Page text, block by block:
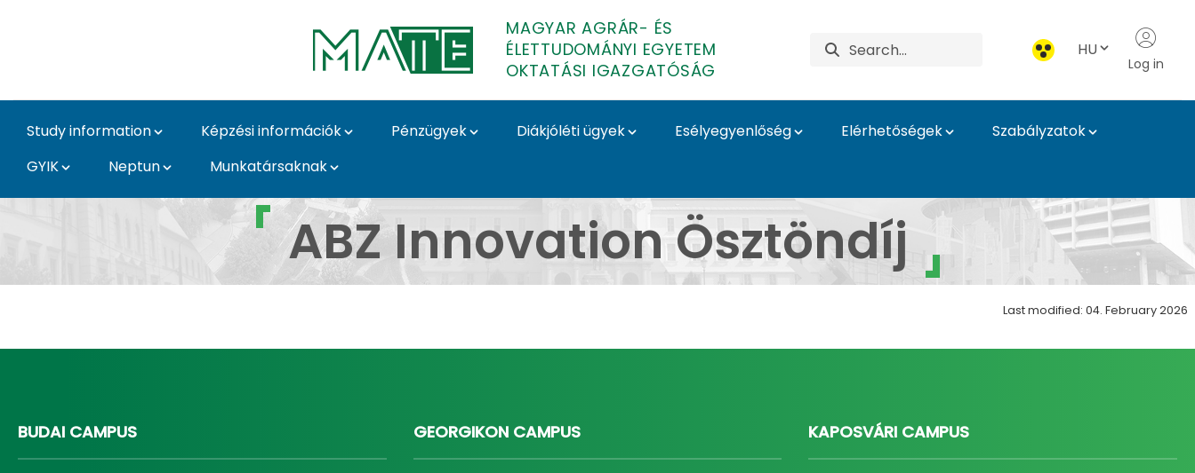
MAGYAR AGRÁR- ÉS
ÉLETTUDOMÁNYI EGYETEM
OKTATÁSI IGAZGATÓSÁG
HU
Log in
Study information Képzési információk Pénzügyek Diákjóléti ügyek Esélyegyenlőség Elérhetőségek
Szabályzatok
GYIK
Neptun Munkatársaknak
ABZ Innovation Ösztöndíj - MATE Oktatási Igazgatóság
ABZ Innovation Ösztöndíj
Last modified: 04. February 2026
BUDAI CAMPUS GEORGIKON CAMPUS KAPOSVÁRI CAMPUS